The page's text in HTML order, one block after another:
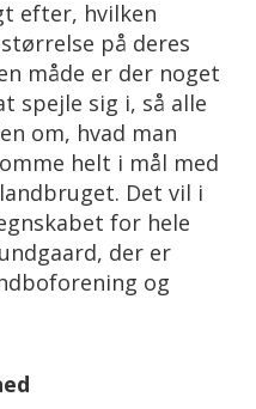
efter, hvilken
på deres
måde er der noget
spejle sig i, så alle
om, hvad man
helt i mål med
Det vil i
for hele
der er
og